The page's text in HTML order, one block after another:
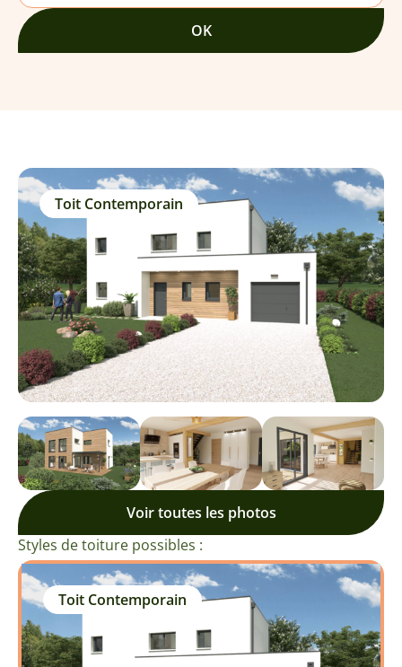
OK
Toit Contemporain
Voir toutes les photos
Styles de toiture possibles :
Toit Contemporain